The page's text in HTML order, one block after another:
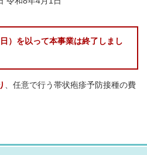
） を以って本事業は終了しまし
、任意で行う帯状疱疹予防接種の費